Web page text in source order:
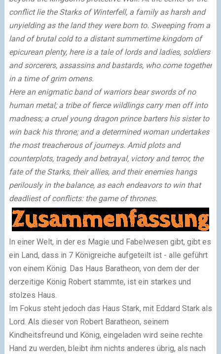
conflict lie the Starks of Winterfell, a family as harsh and
unyielding as the land they were born to. Sweeping from a
land of brutal cold to a distant summertime kingdom of
epicurean plenty, here is a tale of lords and ladies, soldiers
and sorcerers, assassins and bastards, who come together
in a time of grim omens.
Here an enigmatic band of warriors bear swords of no
human metal; a tribe of fierce wildlings carry men off into
madness; a cruel young dragon prince barters his sister to
win back his throne; and a determined woman undertakes
the most treacherous of journeys. Amid plots and
counterplots, tragedy and betrayal, victory and terror, the
fate of the Starks, their allies, and their enemies hangs
perilously in the balance, as each endeavors to win that
deadliest of conflicts: the game of thrones.
In einer Welt, in der es Magie und Fabelwesen gibt, gibt es
ein Land, dass in 7 Königreiche aufgeteilt ist - alle geführt
von einem König. Das Haus Baratheon, von dem der der
derzeitige König Robert stammte, ist ein starkes und
stolzes Haus.
Im Fokus steht jedoch das Haus Stark, mit Eddard Stark als
Lord. Als dieser von Robert Baratheon, seinem
Kindheitsfreund und König, eingeladen wird seine rechte
Hand zu werden, bleibt ihm nichts anderes übrig, als nach